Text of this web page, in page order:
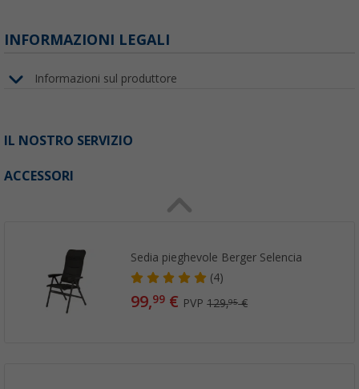
INFORMAZIONI LEGALI
Informazioni sul produttore
IL NOSTRO SERVIZIO
ACCESSORI
Sedia pieghevole Berger Selencia
(4)
99,99 € PVP129,95€